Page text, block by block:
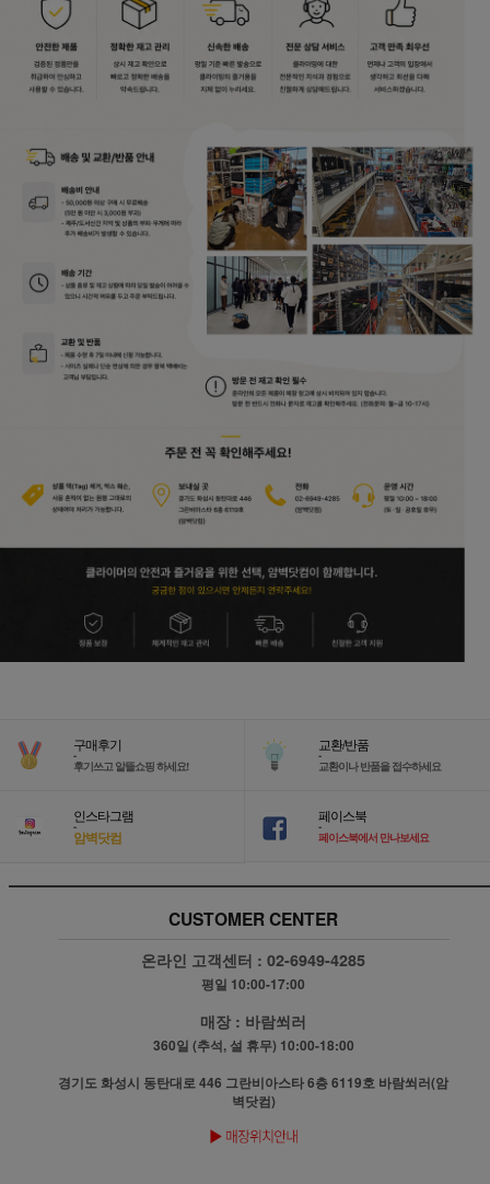
구매후기
-
후기쓰고 알뜰쇼핑 하세요!
교환/반품
-
교환이나 반품을 접수하세요
인스타그램
-
암벽닷컴
페이스북
-
페이스북에서 만나보세요
CUSTOMER CENTER
온라인 고객센터 :02-6949-4285
평일 10:00-17:00
매장 : 바람쐬러
360일 (추석, 설 휴무) 10:00-18:00
경기도 화성시 동탄대로 446 그란비아스타 6층 6119호 바람쐬러(암
벽닷컴)